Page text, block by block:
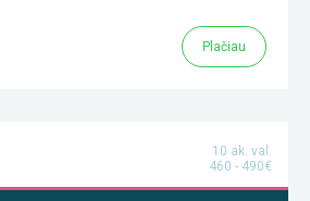
Plačiau
10 ak. val.
460 - 490€